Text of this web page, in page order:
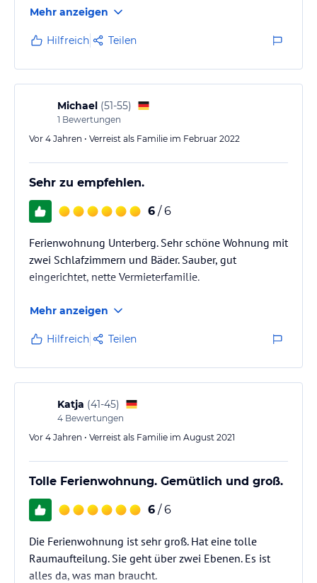
Mehr anzeigen
Hilfreich Teilen
Michael (51-55)
1 Bewertungen
Vor 4 Jahren • Verreist als Familie im Februar 2022
Sehr zu empfehlen.
6 / 6
Ferienwohnung Unterberg. Sehr schöne Wohnung mit
zwei Schlafzimmern und Bäder. Sauber, gut
eingerichtet, nette Vermieterfamilie.
Mehr anzeigen
Hilfreich Teilen
Katja (41-45)
4 Bewertungen
Vor 4 Jahren • Verreist als Familie im August 2021
Tolle Ferienwohnung. Gemütlich und groß.
6 / 6
Die Ferienwohnung ist sehr groß. Hat eine tolle
Raumaufteilung. Sie geht über zwei Ebenen. Es ist
alles da, was man braucht.